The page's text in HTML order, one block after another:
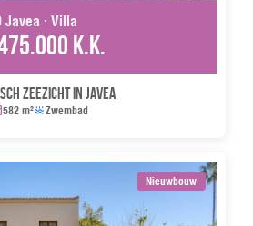
Javea · Villa
k.k.
zeezicht in Javea
582 m² Zwembad
Nieuwbouw